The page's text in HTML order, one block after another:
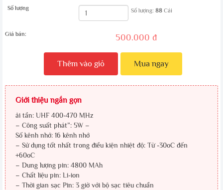
Số lượng Số lượng: 88Cái
Giá bán: 500.000 đ
Thêm vào giỏ Mua ngay
Giới thiệu ngắn gọn
ải tần: UHF 400-470 MHz
– Công suất phát”: 5W –
Số kênh nhớ: 16 kênh nhớ
– Sử dụng tốt nhất trong điều kiện nhiệt độ: Từ -30oC đến
+60oC
– Dung lượng pin: 4800 MAh
– Chất liệu pin: Li-ion
– Thời gian sạc Pin: 3 giờ với bộ sạc tiêu chuẩn